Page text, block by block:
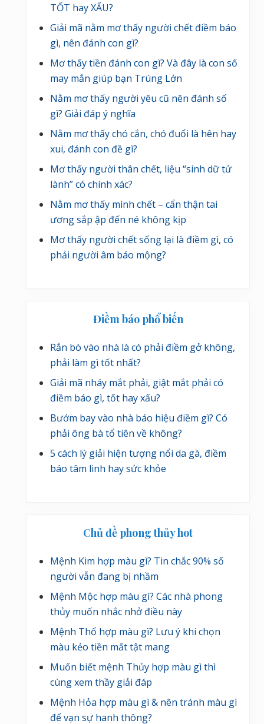
TỐT hay XẤU?
Giải mã nằm mơ thấy người chết điềm báo
gì, nên đánh con gì?
Mơ thấy tiền đánh con gì? Và đây là con số
may mắn giúp bạn Trúng Lớn
Nằm mơ thấy người yêu cũ nên đánh số
gì? Giải đáp ý nghĩa
Nằm mơ thấy chó cắn, chó đuổi là hên hay
xui, đánh con đề gì?
Mơ thấy người thân chết, liệu “sinh dữ tử
lành” có chính xác?
Nằm mơ thấy mình chết – cẩn thận tai
ương sắp ập đến né không kịp
Mơ thấy người chết sống lại là điềm gì, có
phải người âm báo mộng?
Điềm báo phổ biến
Rắn bò vào nhà là có phải điềm gở không,
phải làm gì tốt nhất?
Giải mã nháy mắt phải, giật mắt phải có
điềm báo gì, tốt hay xấu?
Bướm bay vào nhà báo hiệu điềm gì? Có
phải ông bà tổ tiên về không?
5 cách lý giải hiện tượng nổi da gà, điềm
báo tâm linh hay sức khỏe
Chủ đề phong thủy hot
Mệnh Kim hợp màu gì? Tin chắc 90% số
người vẫn đang bị nhầm
Mệnh Mộc hợp màu gì? Các nhà phong
thủy muốn nhắc nhở điều này
Mệnh Thổ hợp màu gì? Lưu ý khi chọn
màu kẻo tiền mất tật mang
Muốn biết mệnh Thủy hợp màu gì thì
cùng xem thầy giải đáp
Mệnh Hỏa hợp màu gì & nên tránh màu gì
để vạn sự hanh thông?